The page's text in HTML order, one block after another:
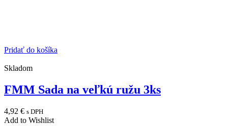
Pridať do košíka
Skladom
FMM Sada na veľkú ružu 3ks
4,92 € s DPH
Add to Wishlist